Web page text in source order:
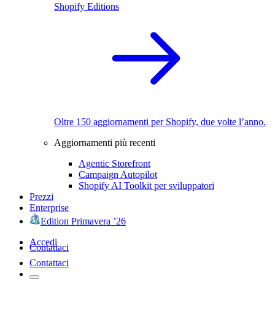
Shopify Editions
Oltre 150 aggiornamenti per Shopify, due volte l’anno.
Aggiornamenti più recenti
Agentic Storefront
Campaign Autopilot
Shopify AI Toolkit per sviluppatori
Prezzi
Enterprise
Edition Primavera ’26
Accedi
Contattaci
Contattaci